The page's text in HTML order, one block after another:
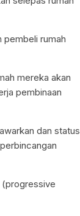
pembeli rumah
mereka akan
pembinaan
dan status
(progressive